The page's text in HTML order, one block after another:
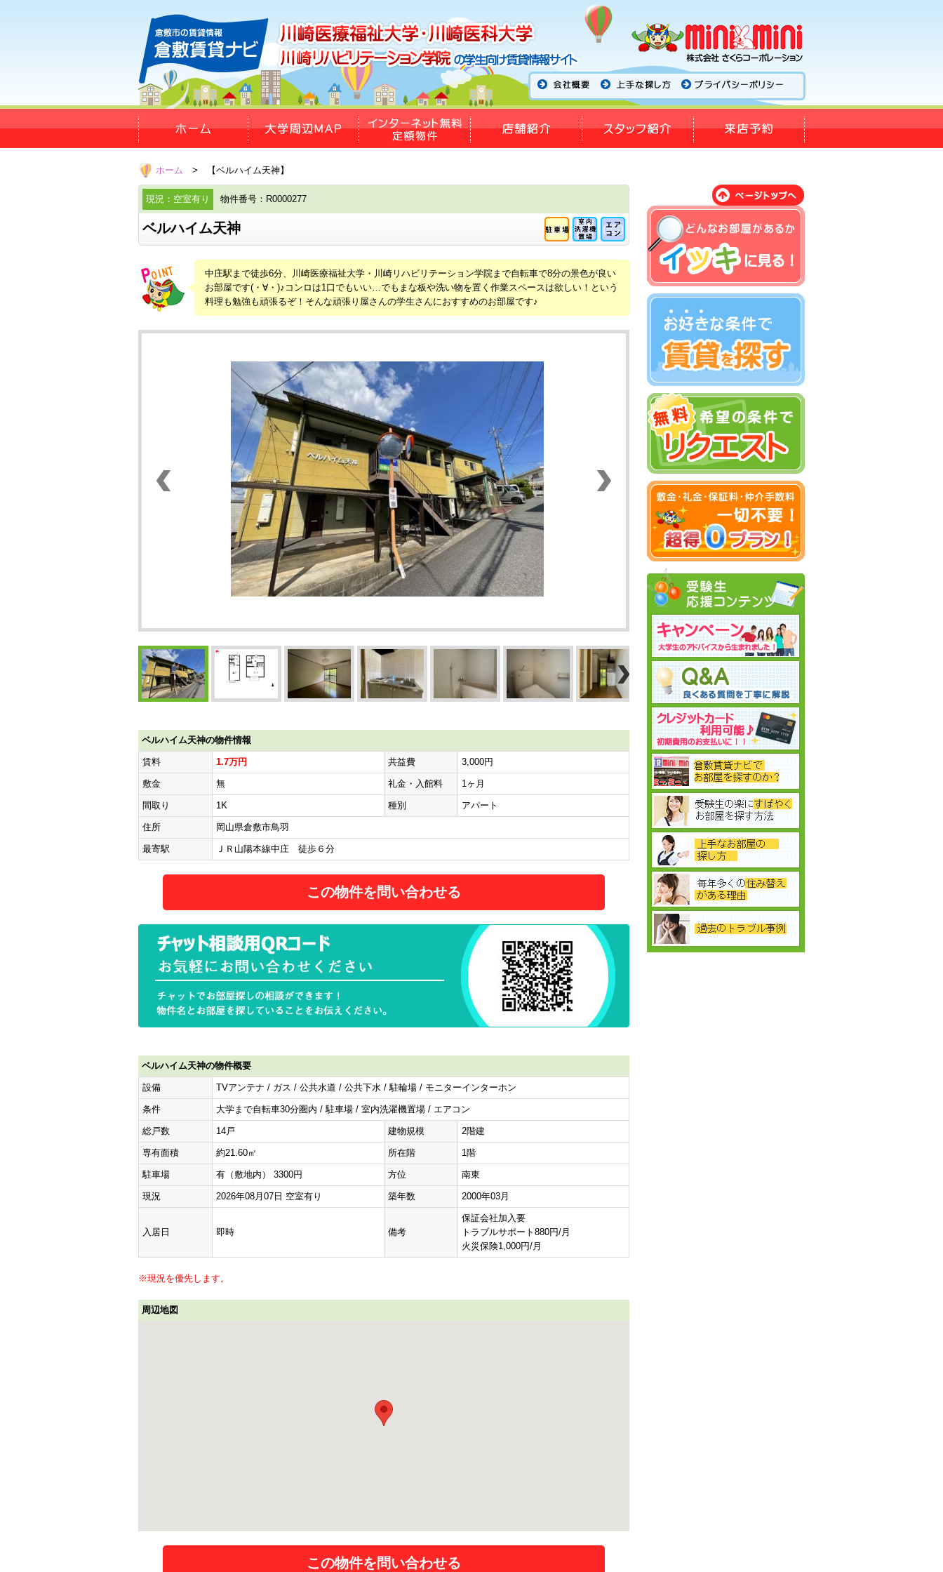
ホーム > 【ベルハイム天神】
現況：空室有り 物件番号：R0000277
ベルハイム天神
中庄駅まで徒歩6分、川崎医療福祉大学・川崎リハビリテーション学院まで自転車で8分の景色が良い
お部屋です(・∀・)♪コンロは1口でもいい…でもまな板や洗い物を置く作業スペースは欲しい！という
料理も勉強も頑張るぞ！そんな頑張り屋さんの学生さんにおすすめのお部屋です♪
ベルハイム天神の物件情報
賃料 1.7万円 共益費 3,000円
敷金 無 礼金・入館料 1ヶ月
間取り 1K 種別 アパート
住所 岡山県倉敷市鳥羽
最寄駅 ＪＲ山陽本線中庄 徒歩６分
この物件を問い合わせる
ベルハイム天神の物件概要
設備 TVアンテナ / ガス / 公共水道 / 公共下水 / 駐輪場 / モニターインターホン
条件 大学まで自転車30分圏内 / 駐車場 / 室内洗濯機置場 / エアコン
総戸数 14戸 建物規模 2階建
専有面積 約21.60㎡ 所在階 1階
駐車場 有（敷地内） 3300円 方位 南東
現況 2026年08月07日 空室有り 築年数 2000年03月
入居日 即時 備考
保証会社加入要
トラブルサポート880円/月
火災保険1,000円/月
※現況を優先します。
周辺地図
この物件を問い合わせる